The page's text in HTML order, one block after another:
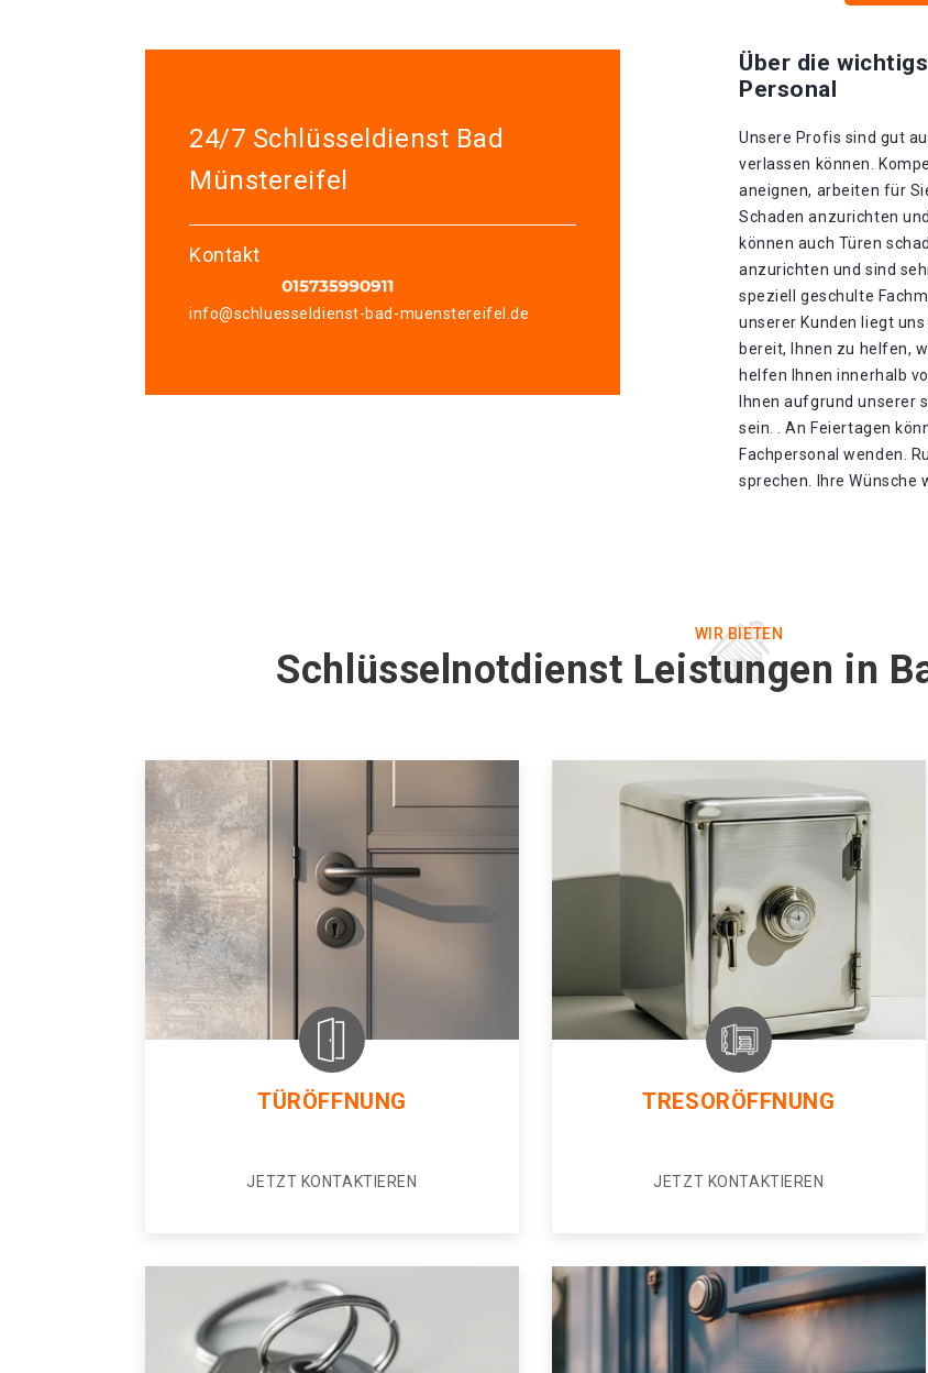
24/7 Schlüsseldienst Bad
Münstereifel
Kontakt
info@schluesseldienst-bad-muenstereifel.de
Über die
Personal
Unsere Profis sind gut
verlassen können.
aneignen, arbeiten für
Schaden anzurichten
können auch Türen
anzurichten und sind
speziell geschulte
unserer Kunden liegt
bereit, Ihnen zu helfen,
helfen Ihnen innerhalb
Ihnen aufgrund unserer
sein. . An Feiertagen
Fachpersonal wenden.
sprechen. Ihre Wünsche
WIR BIETEN
Schlüsselnotdienst Leistungen in
TÜRÖFFNUNG
JETZT KONTAKTIEREN
TRESORÖFFNUNG
JETZT KONTAKTIEREN